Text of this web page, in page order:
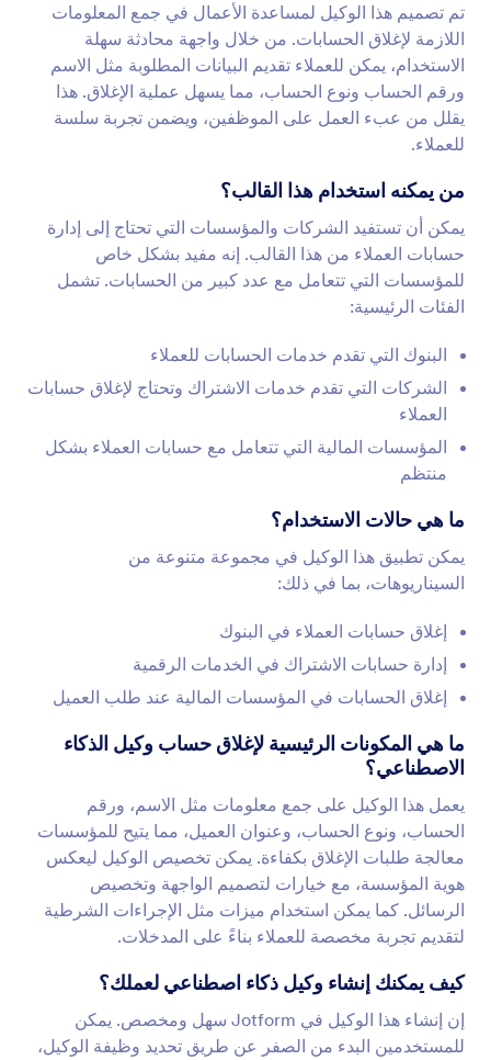
تم تصميم هذا الوكيل لمساعدة الأعمال في جمع المعلومات
اللازمة لإغلاق الحسابات. من خلال واجهة محادثة سهلة
الاستخدام، يمكن للعملاء تقديم البيانات المطلوبة مثل الاسم
ورقم الحساب ونوع الحساب، مما يسهل عملية الإغلاق. هذا
يقلل من عبء العمل على الموظفين، ويضمن تجربة سلسة
للعملاء.
من يمكنه استخدام هذا القالب؟
يمكن أن تستفيد الشركات والمؤسسات التي تحتاج إلى إدارة
حسابات العملاء من هذا القالب. إنه مفيد بشكل خاص
للمؤسسات التي تتعامل مع عدد كبير من الحسابات. تشمل
الفئات الرئيسية:
البنوك التي تقدم خدمات الحسابات للعملاء
الشركات التي تقدم خدمات الاشتراك وتحتاج لإغلاق حسابات
العملاء
المؤسسات المالية التي تتعامل مع حسابات العملاء بشكل
منتظم
ما هي حالات الاستخدام؟
يمكن تطبيق هذا الوكيل في مجموعة متنوعة من
السيناريوهات، بما في ذلك:
إغلاق حسابات العملاء في البنوك
إدارة حسابات الاشتراك في الخدمات الرقمية
إغلاق الحسابات في المؤسسات المالية عند طلب العميل
ما هي المكونات الرئيسية لإغلاق حساب وكيل الذكاء
الاصطناعي؟
يعمل هذا الوكيل على جمع معلومات مثل الاسم، ورقم
الحساب، ونوع الحساب، وعنوان العميل، مما يتيح للمؤسسات
معالجة طلبات الإغلاق بكفاءة. يمكن تخصيص الوكيل ليعكس
هوية المؤسسة، مع خيارات لتصميم الواجهة وتخصيص
الرسائل. كما يمكن استخدام ميزات مثل الإجراءات الشرطية
لتقديم تجربة مخصصة للعملاء بناءً على المدخلات.
كيف يمكنك إنشاء وكيل ذكاء اصطناعي لعملك؟
إن إنشاء هذا الوكيل في Jotform سهل ومخصص. يمكن
للمستخدمين البدء من الصفر عن طريق تحديد وظيفة الوكيل،